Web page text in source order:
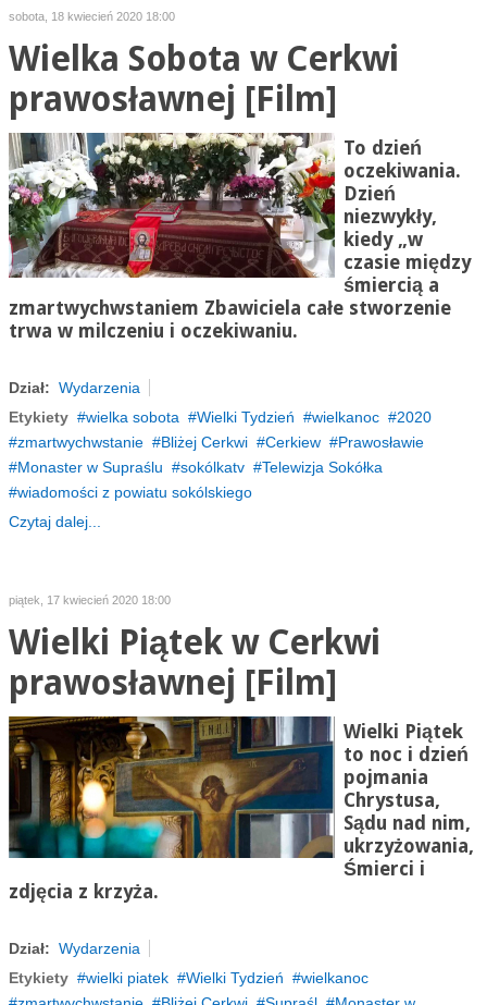
sobota, 18 kwiecień 2020 18:00
Wielka Sobota w Cerkwi
prawosławnej [Film]
To dzień
oczekiwania.
Dzień
niezwykły,
kiedy „w
czasie między
śmiercią a
zmartwychwstaniem Zbawiciela całe stworzenie
trwa w milczeniu i oczekiwaniu.
Dział: Wydarzenia
Etykiety
wielka sobota Wielki Tydzień wielkanoc
2020
zmartwychwstanie
Bliżej Cerkwi Cerkiew
Prawosławie
Monaster w Supraślu
sokólkatv
Telewizja Sokółka
wiadomości z powiatu sokólskiego
Czytaj dalej...
piątek, 17 kwiecień 2020 18:00
Wielki Piątek w Cerkwi
prawosławnej [Film]
Wielki Piątek
to noc i dzień
pojmania
Chrystusa,
Sądu nad nim,
ukrzyżowania,
Śmierci i
zdjęcia z krzyża.
Dział: Wydarzenia
Etykiety
wielki piatek Wielki Tydzień
wielkanoc